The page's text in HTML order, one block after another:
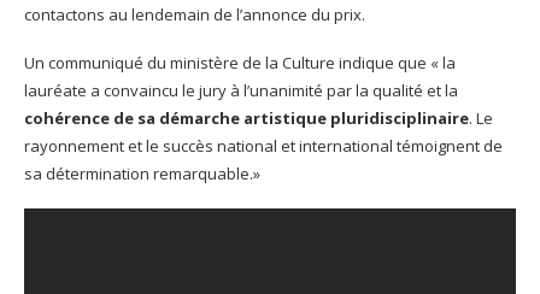
contactons au lendemain de l’annonce du prix.
Un communiqué du ministère de la Culture indique que « la
lauréate a convaincu le jury à l’unanimité par la qualité et la
cohérence de sa démarche artistique pluridisciplinaire. Le
rayonnement et le succès national et international témoignent de
sa détermination remarquable.»